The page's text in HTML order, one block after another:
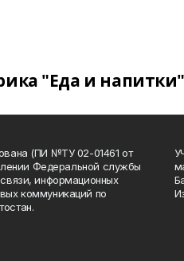
"Еда и напитки"
(ПИ №ТУ 02-01461 от
Федеральной службы
информационных
коммуникаций по